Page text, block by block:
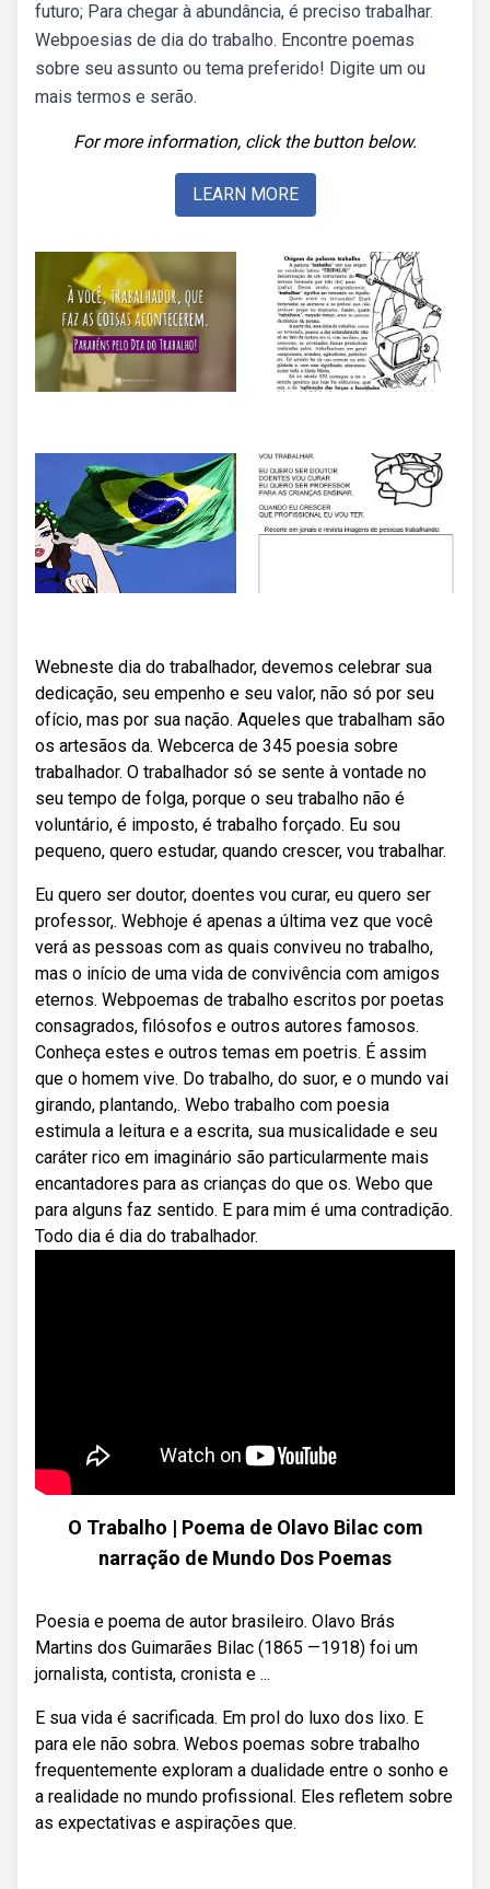
futuro; Para chegar à abundância, é preciso trabalhar.
Webpoesias de dia do trabalho. Encontre poemas
sobre seu assunto ou tema preferido! Digite um ou
mais termos e serão.
For more information, click the button below.
LEARN MORE
Webneste dia do trabalhador, devemos celebrar sua
dedicação, seu empenho e seu valor, não só por seu
ofício, mas por sua nação. Aqueles que trabalham são
os artesãos da. Webcerca de 345 poesia sobre
trabalhador. O trabalhador só se sente à vontade no
seu tempo de folga, porque o seu trabalho não é
voluntário, é imposto, é trabalho forçado. Eu sou
pequeno, quero estudar, quando crescer, vou trabalhar.
Eu quero ser doutor, doentes vou curar, eu quero ser
professor,. Webhoje é apenas a última vez que você
verá as pessoas com as quais conviveu no trabalho,
mas o início de uma vida de convivência com amigos
eternos. Webpoemas de trabalho escritos por poetas
consagrados, filósofos e outros autores famosos.
Conheça estes e outros temas em poetris. É assim
que o homem vive. Do trabalho, do suor, e o mundo vai
girando, plantando,. Webo trabalho com poesia
estimula a leitura e a escrita, sua musicalidade e seu
caráter rico em imaginário são particularmente mais
encantadores para as crianças do que os. Webo que
para alguns faz sentido. E para mim é uma contradição.
Todo dia é dia do trabalhador.
O Trabalho | Poema de Olavo Bilac com
narração de Mundo Dos Poemas
Poesia e poema de autor brasileiro. Olavo Brás
Martins dos Guimarães Bilac (1865 —1918) foi um
jornalista, contista, cronista e ...
E sua vida é sacrificada. Em prol do luxo dos lixo. E
para ele não sobra. Webos poemas sobre trabalho
frequentemente exploram a dualidade entre o sonho e
a realidade no mundo profissional. Eles refletem sobre
as expectativas e aspirações que.